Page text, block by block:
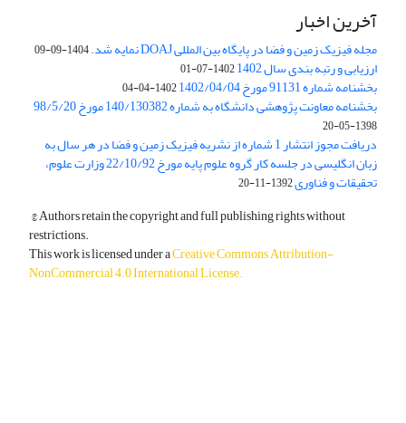
آخرین اخبار
مجله فیزیک زمین و فضا در پایگاه بین المللی DOAJ نمایه شد. 1404-09-09
ارزیابی و رتبه بندی سال 1402 1402-07-01
بخشنامه شماره 91131 مورخ 1402/04/04 1402-04-04
بخشنامه معاونت پژوهشی دانشگاه به شماره 140/130382 مورخ 98/5/20
1398-05-20
دریافت مجوز انتشار 1 شماره از نشریه فیزیک زمین و فضا در هر سال به
زبان انگلیسی در جلسه کار گروه علوم پایه مورخ 22/10/92 وزارت علوم،
تحقیقات و فناوری1392-11-20
© Authors retain the copyright and full publishing rights without
restrictions.
This work is licensed under aCreative Commons Attribution-
NonCommercial 4.0 International License.